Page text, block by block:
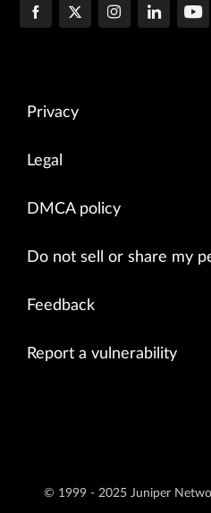
Privacy
Legal
DMCA policy
Do not sell or share my
Feedback
Report a vulnerability
© 1999 - 2025 Juniper